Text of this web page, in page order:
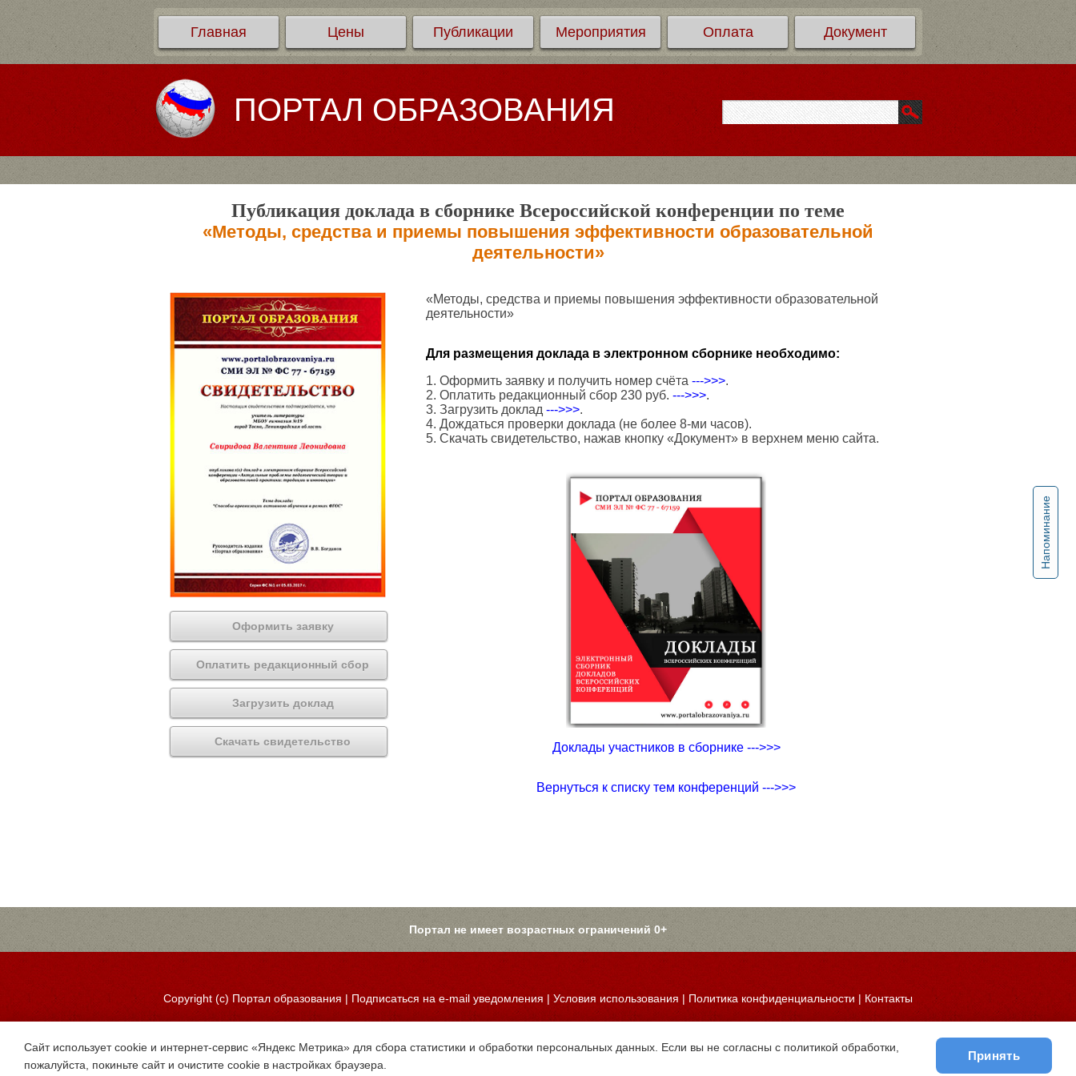
Главная Цены Публикации Мероприятия Оплата Документ
ПОРТАЛ ОБРАЗОВАНИЯ
Напоминание
Публикация доклада в сборнике Всероссийской конференции по теме
«Методы, средства и приемы повышения эффективности образовательной
деятельности»
Оформить заявку
Оплатить редакционный сбор
Загрузить доклад
Скачать свидетельство
«Методы, средства и приемы повышения эффективности образовательной
деятельности»
Для размещения доклада в электронном сборнике необходимо:
1. Оформить заявку и получить номер счёта --->>>.
2. Оплатить редакционный сбор 230 руб. --->>>.
3. Загрузить доклад --->>>.
4. Дождаться проверки доклада (не более 8-ми часов).
5. Скачать свидетельство, нажав кнопку «Документ» в верхнем меню сайта.
Доклады участников в сборнике --->>>
Вернуться к списку тем конференций --->>>
Портал не имеет возрастных ограничений 0+
Copyright (c) Портал образования | Подписаться на e-mail уведомления |Условия использования | Политика конфиденциальности| Контакты
Сайт использует cookie и интернет-сервис «Яндекс Метрика» для сбора статистики и обработки персональных данных. Если вы не согласны с политикой обработки,
пожалуйста, покиньте сайт и очистите cookie в настройках браузера.
Принять